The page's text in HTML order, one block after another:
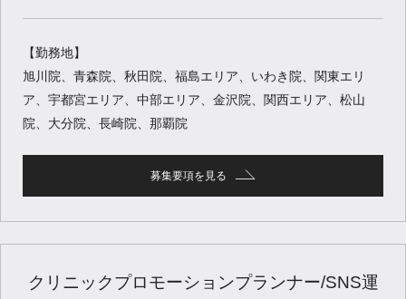
【勤務地】
旭川院、青森院、秋田院、福島エリア、いわき院、関東エリ
ア、宇都宮エリア、中部エリア、金沢院、関西エリア、松山
院、大分院、長崎院、那覇院
募集要項を見る
クリニックプロモーションプランナー/SNS運